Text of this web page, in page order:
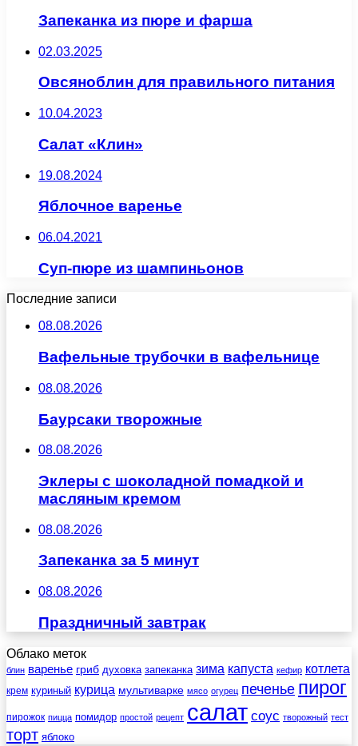
Запеканка из пюре и фарша
02.03.2025
Овсяноблин для правильного питания
10.04.2023
Салат «Клин»
19.08.2024
Яблочное варенье
06.04.2021
Суп-пюре из шампиньонов
Последние записи
08.08.2026
Вафельные трубочки в вафельнице
08.08.2026
Баурсаки творожные
08.08.2026
Эклеры с шоколадной помадкой и
масляным кремом
08.08.2026
Запеканка за 5 минут
08.08.2026
Праздничный завтрак
Облако меток
блин варенье гриб духовка запеканка зима капуста кефир котлета
крем куриный курица мультиварке мясо огурец печенье пирог
пирожок пицца помидор простой рецепт салат соус творожный тест
торт яблоко